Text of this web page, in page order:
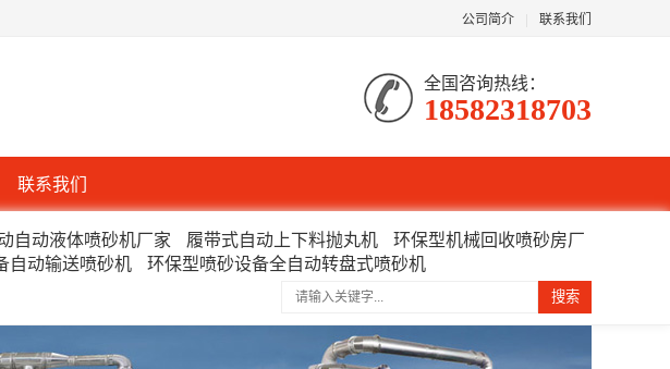
公司简介 联系我们
全国咨询热线：
18582318703
联系我们
自动液体喷砂机厂家 履带式自动上下料抛丸机
环保型机械回收喷砂房厂
自动输送喷砂机 环保型喷砂设备全自动转盘式喷砂机
搜索